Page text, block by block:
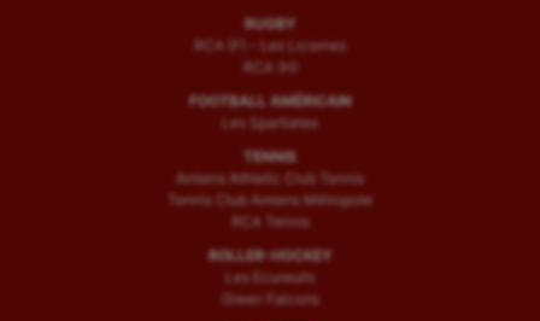
RUGBY
RCA (F) – Les Licornes
RCA (H)
FOOTBALL AMÉRICAIN
Les Spartiates
TENNIS
Amiens Athletic Club Tennis
Tennis Club Amiens Métropole
RCA Tennis
ROLLER-HOCKEY
Les Ecureuils
Green Falcons